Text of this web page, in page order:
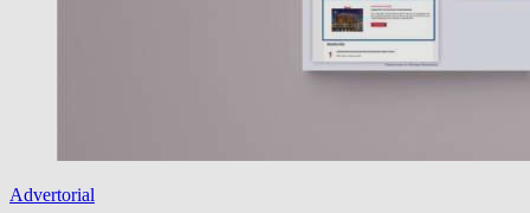
Advertorial